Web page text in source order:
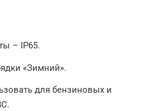
– IP65.
«Зимний».
для бензиновых и